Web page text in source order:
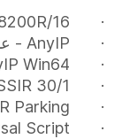
· Neurostation 8200R/16 - عدد 1؛
· AnyIP - عدد 16؛
· AnyIP Win64 - عدد 300؛
· AutoTRASSIR 30/1- عدد 4؛
· AutoTRASSIR Parking - عدد 1؛
· AutoUniversal Script - عدد 1؛